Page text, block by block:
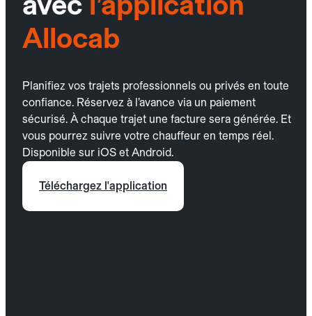
Allocab
Planifiez vos trajets professionnels ou privés en toute
confiance. Réservez à l’avance via un paiement
sécurisé. À chaque trajet une facture sera générée. Et
vous pourrez suivre votre chauffeur en temps réel.
Disponible sur iOS et Android.
Téléchargez l'application